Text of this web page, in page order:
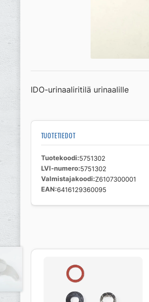
IDO-urinaaliritilä urinaalille
TUOTETIEDOT
Tuotekoodi 5751302
LVI-numero 5751302
Valmistajakoodi Z6107300001
EAN 6416129360095